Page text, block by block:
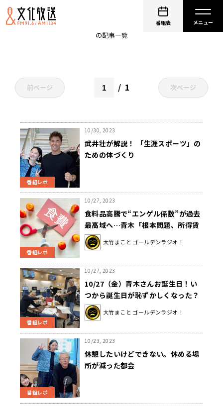
番組表
の記事一覧
前ページ 1 次ページ
番組レポ
10/30, 2023
武井壮が解説！ 「生涯スポーツ」の
ための体づくり
番組レポ
10/27, 2023
食料品高騰で“エンゲル係数”が過去
最高域へ…青木「根本問題、所得賃
金を増やさないと」
大竹まこと ゴールデンラジオ！
番組レポ
10/27, 2023
10/27（金）青木さんお誕生日！い
つから誕生日が恥ずかしくなった？
大竹まこと ゴールデンラジオ！
番組レポ
10/23, 2023
休憩したいけどできない。休める場
所が減った都会